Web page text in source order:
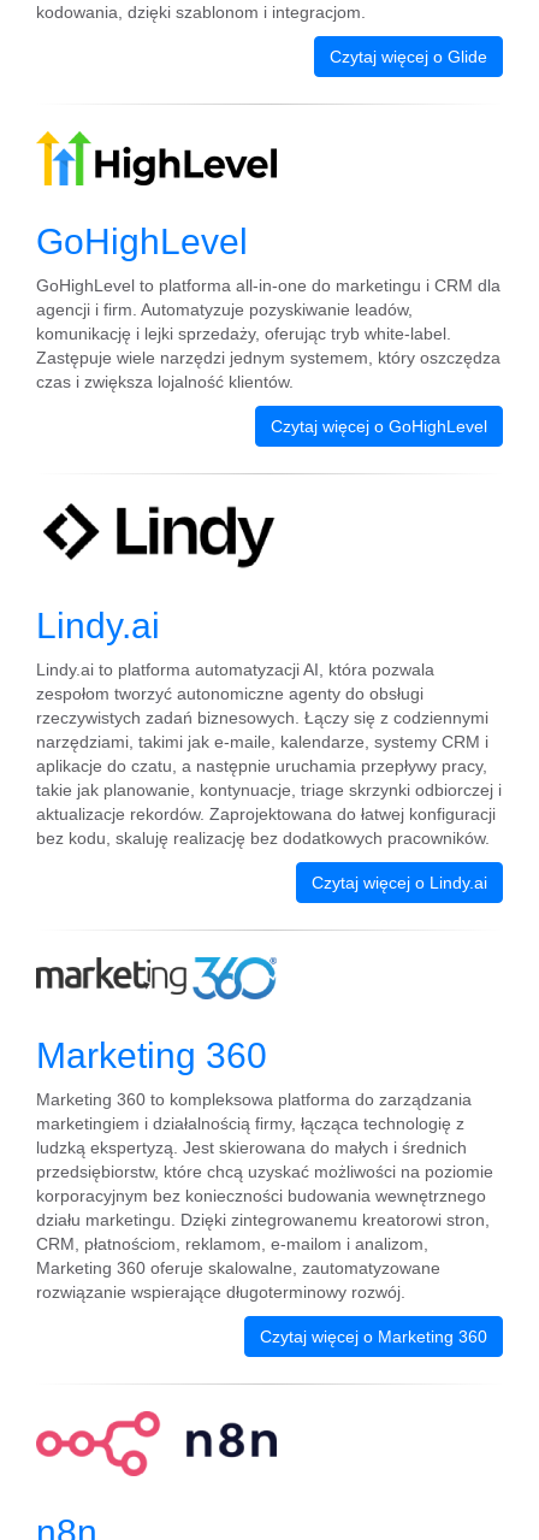
kodowania, dzięki szablonom i integracjom.
Czytaj więcej o Glide
GoHighLevel
GoHighLevel to platforma all-in-one do marketingu i CRM dla
agencji i firm. Automatyzuje pozyskiwanie leadów,
komunikację i lejki sprzedaży, oferując tryb white-label.
Zastępuje wiele narzędzi jednym systemem, który oszczędza
czas i zwiększa lojalność klientów.
Czytaj więcej o GoHighLevel
Lindy.ai
Lindy.ai to platforma automatyzacji AI, która pozwala
zespołom tworzyć autonomiczne agenty do obsługi
rzeczywistych zadań biznesowych. Łączy się z codziennymi
narzędziami, takimi jak e-maile, kalendarze, systemy CRM i
aplikacje do czatu, a następnie uruchamia przepływy pracy,
takie jak planowanie, kontynuacje, triage skrzynki odbiorczej i
aktualizacje rekordów. Zaprojektowana do łatwej konfiguracji
bez kodu, skaluję realizację bez dodatkowych pracowników.
Czytaj więcej o Lindy.ai
Marketing 360
Marketing 360 to kompleksowa platforma do zarządzania
marketingiem i działalnością firmy, łącząca technologię z
ludzką ekspertyzą. Jest skierowana do małych i średnich
przedsiębiorstw, które chcą uzyskać możliwości na poziomie
korporacyjnym bez konieczności budowania wewnętrznego
działu marketingu. Dzięki zintegrowanemu kreatorowi stron,
CRM, płatnościom, reklamom, e-mailom i analizom,
Marketing 360 oferuje skalowalne, zautomatyzowane
rozwiązanie wspierające długoterminowy rozwój.
Czytaj więcej o Marketing 360